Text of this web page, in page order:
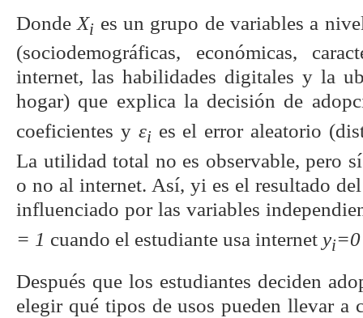
Donde Xi es un grupo de variables a
(sociodemográficas, económicas,
internet, las habilidades digitales y la
hogar) que explica la decisión de
coeficientes y εi es el error aleatorio
La utilidad total no es observable, pero
o no al internet. Así, yi es el resultado
influenciado por las variables
= 1 cuando el estudiante usa internet yi=0
Después que los estudiantes deciden
elegir qué tipos de usos pueden llevar a